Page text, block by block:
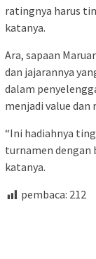
ratingnya harus
katanya.
Ara, sapaan
dan jajarannya
dalam
menjadi value dan
“Ini hadiahnya
turnamen dengan
katanya.
pembaca: 212